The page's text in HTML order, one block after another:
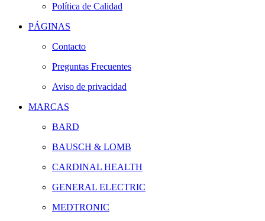
Política de Calidad
PÁGINAS
Contacto
Preguntas Frecuentes
Aviso de privacidad
MARCAS
BARD
BAUSCH & LOMB
CARDINAL HEALTH
GENERAL ELECTRIC
MEDTRONIC